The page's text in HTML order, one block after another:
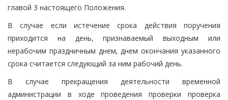
главой 3 настоящего Положения.
В случае если истечение срока действия поручения
приходится на день, признаваемый выходным или
нерабочим праздничным днем, днем окончания указанного
срока считается следующий за ним рабочий день.
В случае прекращения деятельности временной
администрации в ходе проведения проверки проверка